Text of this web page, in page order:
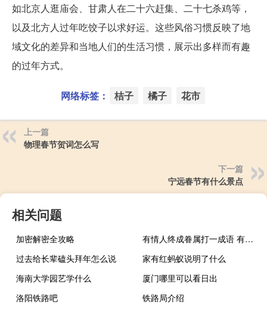
如北京人逛庙会、甘肃人在二十六赶集、二十七杀鸡等，
以及北方人过年吃饺子以求好运。这些风俗习惯反映了地
域文化的差异和当地人们的生活习惯，展示出多样而有趣
的过年方式。
网络标签： 桔子 橘子 花市
上一篇
物理春节贺词怎么写
下一篇
宁远春节有什么景点
相关问题
加密解密全攻略
有情人终成眷属打一成语 有情人终成眷属
过去给长辈磕头拜年怎么说
家有红蚂蚁说明了什么
海南大学园艺学什么
厦门哪里可以看日出
洛阳铁路吧
铁路局介绍